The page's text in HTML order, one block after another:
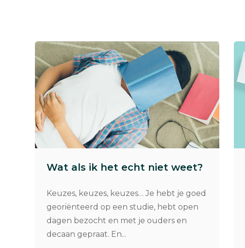
Wat als ik het echt niet weet?
Keuzes, keuzes, keuzes… Je hebt je goed
georiënteerd op een studie, hebt open
dagen bezocht en met je ouders en
decaan gepraat. En...